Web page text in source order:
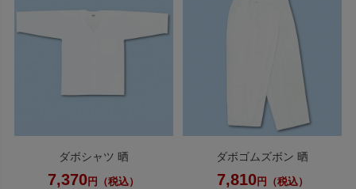
ダボシャツ 晒
7,370円（税込）
ダボゴムズボン 晒
7,810円（税込）